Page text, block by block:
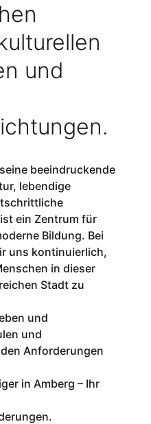
und
beeindruckende
lebendige
ein Zentrum für
Bildung. Bei
uns kontinuierlich,
in dieser
Stadt zu
und
und
Anforderungen
in Amberg – Ihr